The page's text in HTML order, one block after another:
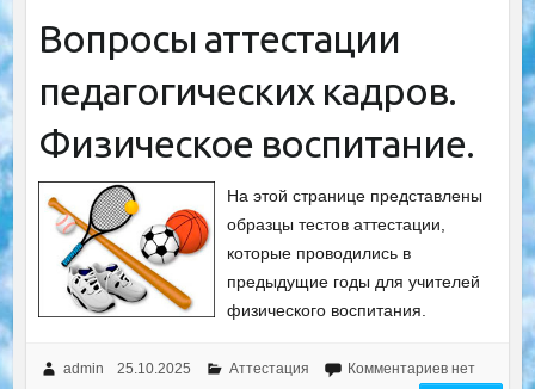
Вопросы аттестации
педагогических кадров.
Физическое воспитание.
На этой странице представлены
образцы тестов аттестации,
которые проводились в
предыдущие годы для учителей
физического воспитания.
admin 25.10.2025 Аттестация Комментариев нет